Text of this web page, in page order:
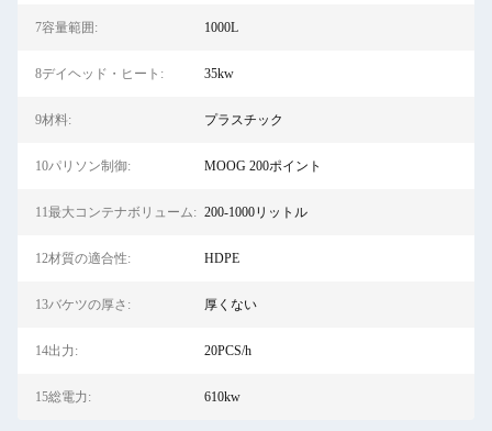
7容量範囲: 1000L
8デイヘッド・ヒート: 35kw
9材料: プラスチック
10パリソン制御: MOOG 200ポイント
11最大コンテナボリューム: 200-1000リットル
12材質の適合性: HDPE
13バケツの厚さ: 厚くない
14出力: 20PCS/h
15総電力: 610kw